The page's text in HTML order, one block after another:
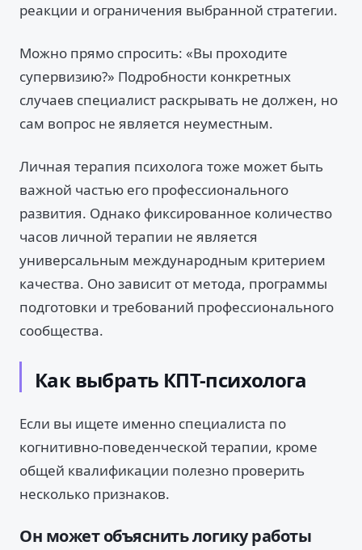
реакции и ограничения выбранной стратегии.
Можно прямо спросить: «Вы проходите
супервизию?» Подробности конкретных
случаев специалист раскрывать не должен, но
сам вопрос не является неуместным.
Личная терапия психолога тоже может быть
важной частью его профессионального
развития. Однако фиксированное количество
часов личной терапии не является
универсальным международным критерием
качества. Оно зависит от метода, программы
подготовки и требований профессионального
сообщества.
Как выбрать КПТ-психолога
Если вы ищете именно специалиста по
когнитивно-поведенческой терапии, кроме
общей квалификации полезно проверить
несколько признаков.
Он может объяснить логику работы